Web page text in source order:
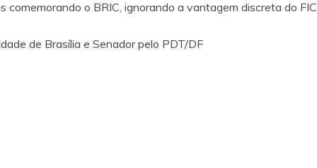
comemorando o BRIC, ignorando a vantagem discreta do
de Brasília e Senador pelo PDT/DF